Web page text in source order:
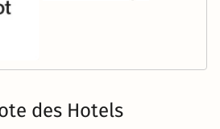
des Hotels